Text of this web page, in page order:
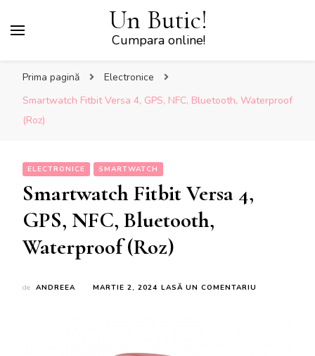
Un Butic!
Cumpara online!
Prima pagină
Electronice
Smartwatch Fitbit Versa 4, GPS, NFC, Bluetooth, Waterproof
(Roz)
ELECTRONICE SMARTWATCH
Smartwatch Fitbit Versa 4,
GPS, NFC, Bluetooth,
Waterproof (Roz)
de ANDREEA MARTIE 2, 2024 LASĂ UN COMENTARIU